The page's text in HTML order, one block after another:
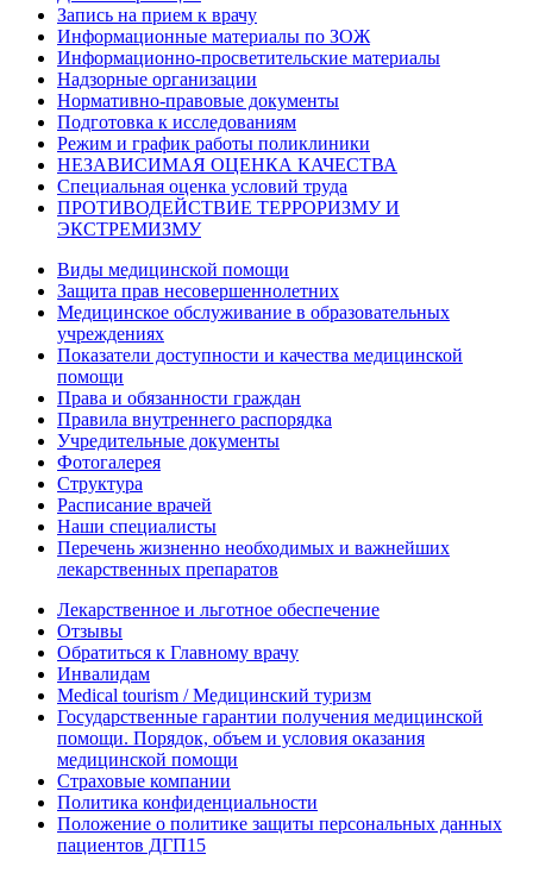
Запись на прием к врачу
Информационные материалы по ЗОЖ
Информационно-просветительские материалы
Надзорные организации
Нормативно-правовые документы
Подготовка к исследованиям
Режим и график работы поликлиники
НЕЗАВИСИМАЯ ОЦЕНКА КАЧЕСТВА
Специальная оценка условий труда
ПРОТИВОДЕЙСТВИЕ ТЕРРОРИЗМУ И
ЭКСТРЕМИЗМУ
Виды медицинской помощи
Защита прав несовершеннолетних
Медицинское обслуживание в образовательных
учреждениях
Показатели доступности и качества медицинской
помощи
Права и обязанности граждан
Правила внутреннего распорядка
Учредительные документы
Фотогалерея
Структура
Расписание врачей
Наши специалисты
Перечень жизненно необходимых и важнейших
лекарственных препаратов
Лекарственное и льготное обеспечение
Отзывы
Обратиться к Главному врачу
Инвалидам
Medical tourism / Медицинский туризм
Государственные гарантии получения медицинской
помощи. Порядок, объем и условия оказания
медицинской помощи
Страховые компании
Политика конфиденциальности
Положение о политике защиты персональных данных
пациентов ДГП15